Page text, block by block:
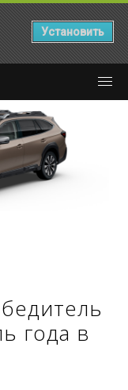
года в
Установить